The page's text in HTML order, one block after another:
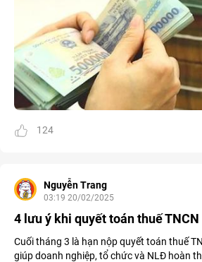
124
Nguyễn Trang
03:19 20/02/2025
4 lưu ý khi quyết toán thuế
Cuối tháng 3 là hạn nộp quyết toán thuế
giúp doanh nghiệp, tổ chức và NLĐ hoàn